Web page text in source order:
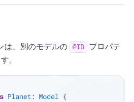
は、別のモデルの @ID
プロパテ
。
Planet: Model {